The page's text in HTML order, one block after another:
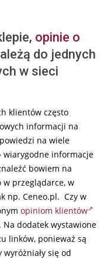
opinie o
do jednych
w sieci
klientów często
informacji na
na wiele
wiarygodne informacje
bowiem na
przeglądarce, w
np. Ceneo.pl. Czy w
opiniom klientów
dodatek wystawione
linków, ponieważ są
się od